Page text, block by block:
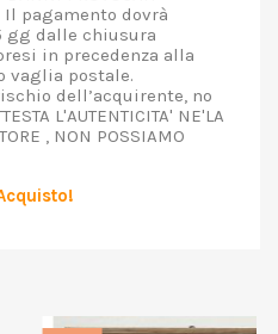
Il pagamento dovrà
gg dalle chiusura
in precedenza alla
vaglia postale.
dell’acquirente, no
L'AUTENTICITA' NE'LA
, NON POSSIAMO